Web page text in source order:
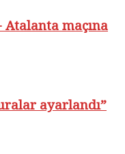
maçına
ayarlandı”